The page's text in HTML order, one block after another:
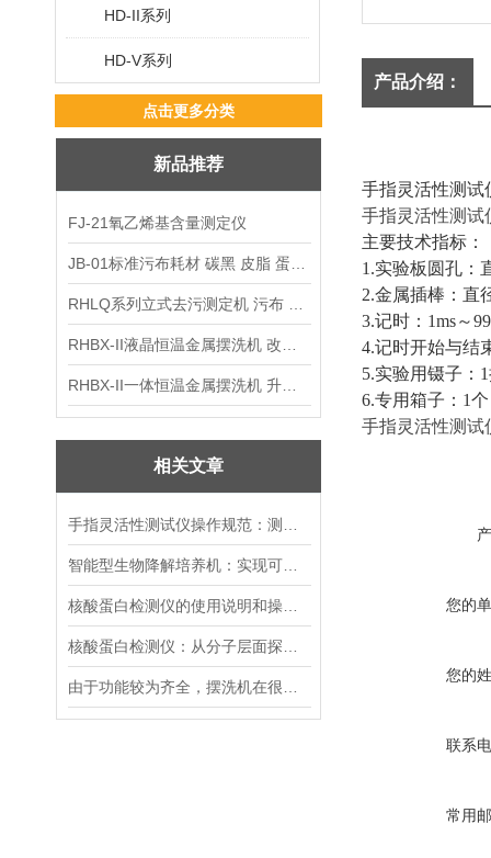
HD-II系列
HD-V系列
点击更多分类
新品推荐
FJ-21氧乙烯基含量测定仪
相关文章
产品介绍：
手指灵活性测试
手指灵活性测试
主要技术指标：
1.实验板圆孔：
2.金属插棒：直
3.记时：1ms～
4.记时开始与结
5.实验用镊子：
6.专用箱子：1个
手指灵活性测试
您的
您的
联系
常用